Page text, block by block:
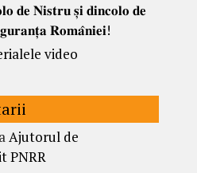
𝐝𝐞 𝐍𝐢𝐬𝐭𝐫𝐮 𝐬̦𝐢 𝐝𝐢𝐧𝐜𝐨𝐥𝐨 𝐝𝐞
𝐑𝐨𝐦𝐚̂𝐧𝐢𝐞𝐢!
video
Ajutorul de
PNRR